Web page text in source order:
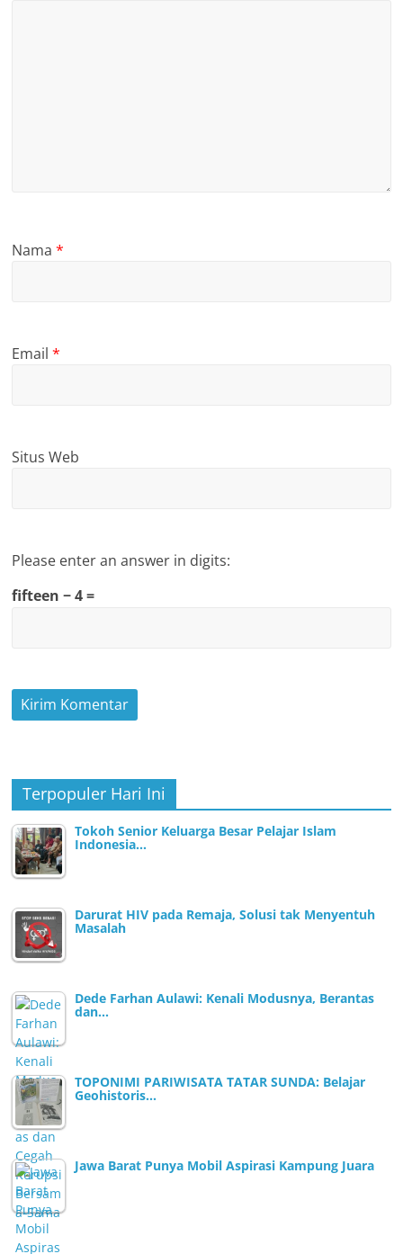
Nama*
Email*
Situs Web
Please enter an answer in digits:
fifteen − 4 =
Terpopuler Hari Ini
Tokoh Senior Keluarga Besar Pelajar Islam
Indonesia…
Darurat HIV pada Remaja, Solusi tak Menyentuh
Masalah
Dede Farhan Aulawi: Kenali Modusnya, Berantas
dan…
TOPONIMI PARIWISATA TATAR SUNDA: Belajar
Geohistoris…
Jawa Barat Punya Mobil Aspirasi Kampung Juara